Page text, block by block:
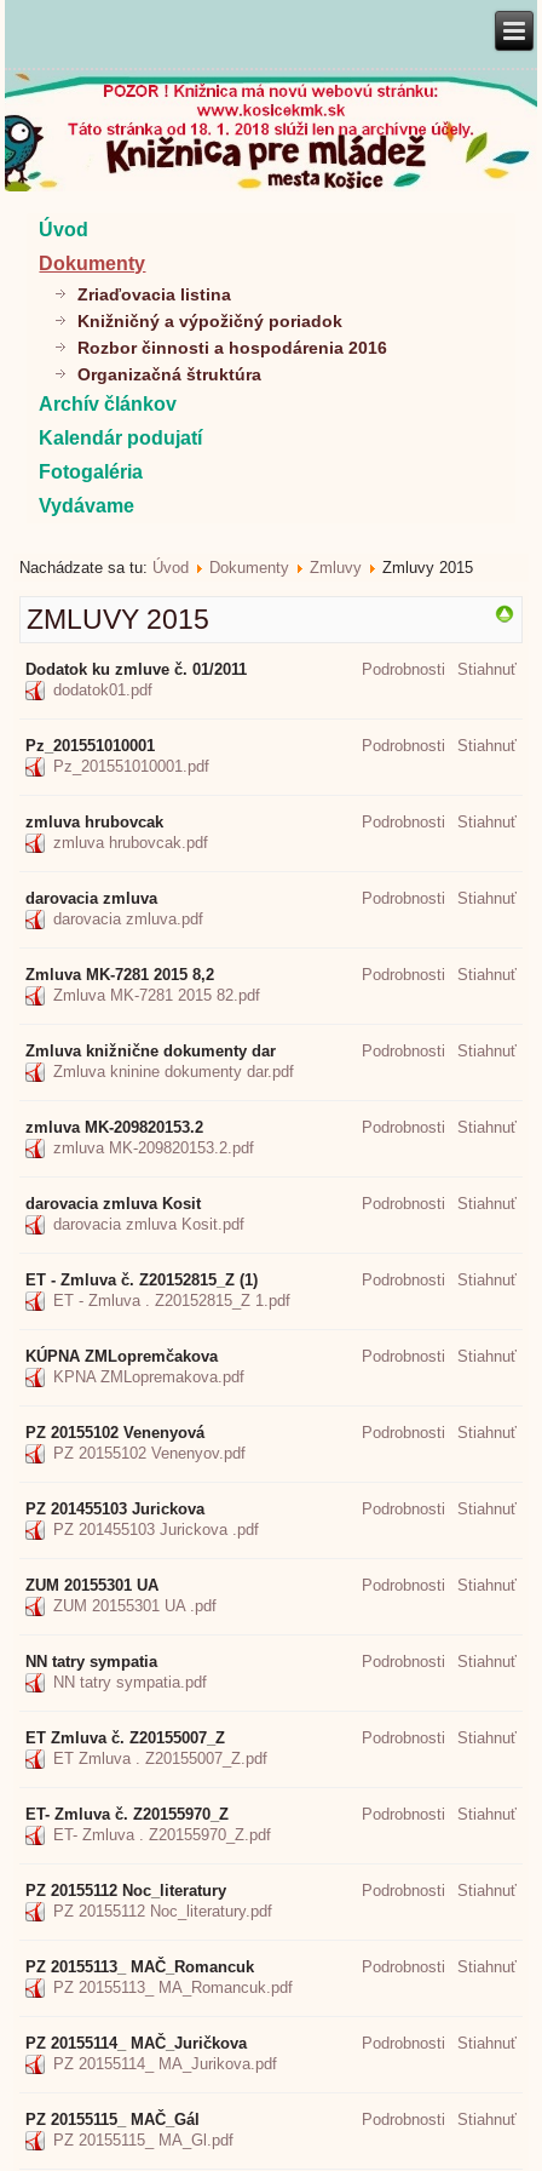
Úvod
Dokumenty
Zriaďovacia listina
Knižničný a výpožičný poriadok
Rozbor činnosti a hospodárenia 2016
Organizačná štruktúra
Archív článkov
Kalendár podujatí
Fotogaléria
Vydávame
Nachádzate sa tu: Úvod Dokumenty Zmluvy Zmluvy 2015
ZMLUVY 2015
Dodatok ku zmluve č. 01/2011
dodatok01.pdf
Stiahnuť
Podrobnosti
Pz_201551010001
Pz_201551010001.pdf
Stiahnuť
Podrobnosti
zmluva hrubovcak
zmluva hrubovcak.pdf
Stiahnuť
Podrobnosti
darovacia zmluva
darovacia zmluva.pdf
Stiahnuť
Podrobnosti
Zmluva MK-7281 2015 8,2
Zmluva MK-7281 2015 82.pdf
Stiahnuť
Podrobnosti
Zmluva knižnične dokumenty dar
Zmluva kninine dokumenty dar.pdf
Stiahnuť
Podrobnosti
zmluva MK-209820153.2
zmluva MK-209820153.2.pdf
Stiahnuť
Podrobnosti
darovacia zmluva Kosit
darovacia zmluva Kosit.pdf
Stiahnuť
Podrobnosti
ET - Zmluva č. Z20152815_Z (1)
ET - Zmluva . Z20152815_Z 1.pdf
Stiahnuť
Podrobnosti
KÚPNA ZMLopremčakova
KPNA ZMLopremakova.pdf
Stiahnuť
Podrobnosti
PZ 20155102 Venenyová
PZ 20155102 Venenyov.pdf
Stiahnuť
Podrobnosti
PZ 201455103 Jurickova
PZ 201455103 Jurickova .pdf
Stiahnuť
Podrobnosti
ZUM 20155301 UA
ZUM 20155301 UA .pdf
Stiahnuť
Podrobnosti
NN tatry sympatia
NN tatry sympatia.pdf
Stiahnuť
Podrobnosti
ET Zmluva č. Z20155007_Z
ET Zmluva . Z20155007_Z.pdf
Stiahnuť
Podrobnosti
ET- Zmluva č. Z20155970_Z
ET- Zmluva . Z20155970_Z.pdf
Stiahnuť
Podrobnosti
PZ 20155112 Noc_literatury
PZ 20155112 Noc_literatury.pdf
Stiahnuť
Podrobnosti
PZ 20155113_ MAČ_Romancuk
PZ 20155113_ MA_Romancuk.pdf
Stiahnuť
Podrobnosti
PZ 20155114_ MAČ_Juričkova
PZ 20155114_ MA_Jurikova.pdf
Stiahnuť
Podrobnosti
PZ 20155115_ MAČ_Gál
PZ 20155115_ MA_Gl.pdf
Stiahnuť
Podrobnosti